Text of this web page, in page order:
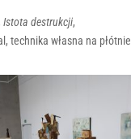
Istota destrukcji,
technika własna na płótnie